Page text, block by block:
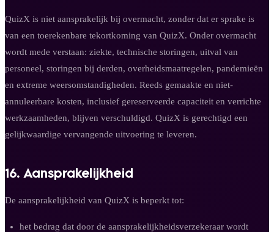
QuizX is niet aansprakelijk bij overmacht, zonder dat er sprake is
van een toerekenbare tekortkoming van QuizX. Onder overmacht
wordt mede verstaan: ziekte, technische storingen, uitval van
personeel, storingen bij derden, overheidsmaatregelen, pandemieën
en extreme weersomstandigheden. Reeds gemaakte en niet-
annuleerbare kosten, inclusief gereserveerde capaciteit en verrichte
werkzaamheden, blijven verschuldigd. QuizX is gerechtigd een
gelijkwaardige vervangende uitvoering te leveren.
16. Aansprakelijkheid
De aansprakelijkheid van QuizX is beperkt tot:
het bedrag dat door de aansprakelijkheidsverzekeraar wordt